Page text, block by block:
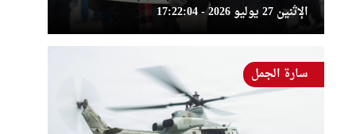
الإثنين 27 يوليو 2026 - 17:22:04
سارة الجمل